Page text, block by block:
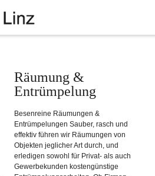
Räumung &
Entrümpelung
Besenreine Räumungen &
Entrümpelungen Sauber, rasch und
effektiv führen wir Räumungen von
Objekten jeglicher Art durch, und
erledigen sowohl für Privat- als auch
Gewerbekunden kostengünstige